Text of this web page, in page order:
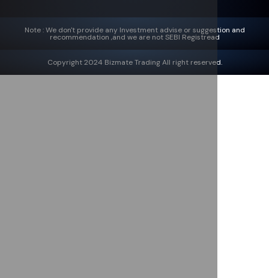
Note : We don't provide any Investment advise or suggestion and
recommendation ,and we are not SEBI Registread
Copyright 2024 Bizmate Trading All right reserved.